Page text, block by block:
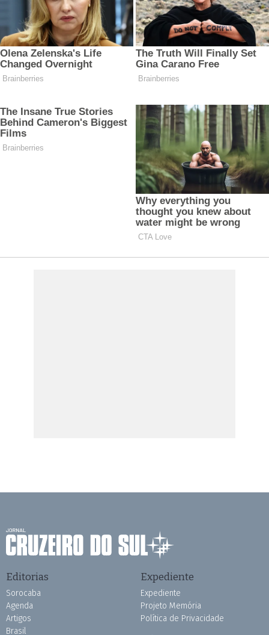
Editorias
Sorocaba
Agenda
Artigos
Brasil
Expediente
Expediente
Projeto Memória
Política de Privacidade